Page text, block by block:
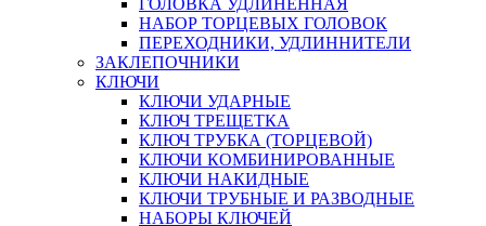
ГОЛОВКА УДЛИНЕННАЯ
НАБОР ТОРЦЕВЫХ ГОЛОВОК
ПЕРЕХОДНИКИ, УДЛИННИТЕЛИ
ЗАКЛЕПОЧНИКИ
КЛЮЧИ
КЛЮЧИ УДАРНЫЕ
КЛЮЧ ТРЕЩЕТКА
КЛЮЧ ТРУБКА (ТОРЦЕВОЙ)
КЛЮЧИ КОМБИНИРОВАННЫЕ
КЛЮЧИ НАКИДНЫЕ
КЛЮЧИ ТРУБНЫЕ И РАЗВОДНЫЕ
НАБОРЫ КЛЮЧЕЙ